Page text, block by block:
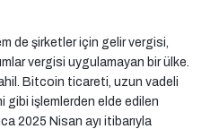
de şirketler için gelir vergisi,
vergisi uygulamayan bir ülke.
Bitcoin ticareti, uzun vadeli
gibi işlemlerden elde edilen
2025 Nisan ayı itibarıyla